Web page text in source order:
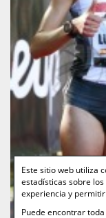
Este sitio web utiliza
estadísticas sobre
experiencia y
Puede encontrar